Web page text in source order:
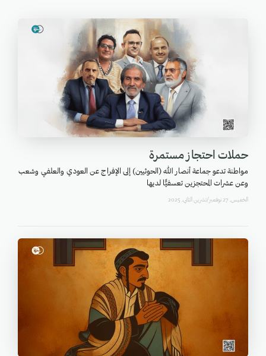
حملات احتجاز مستمرة
مواطنة تدعو جماعة أنصار الله (الحوثيين) إلى الإفراج عن العودي والعلفي وشعب
وعن عشرات المحتجزين تعسفيًّا لديها
الخميس, 27 نوفمبر/تشرين الثاني, 2025